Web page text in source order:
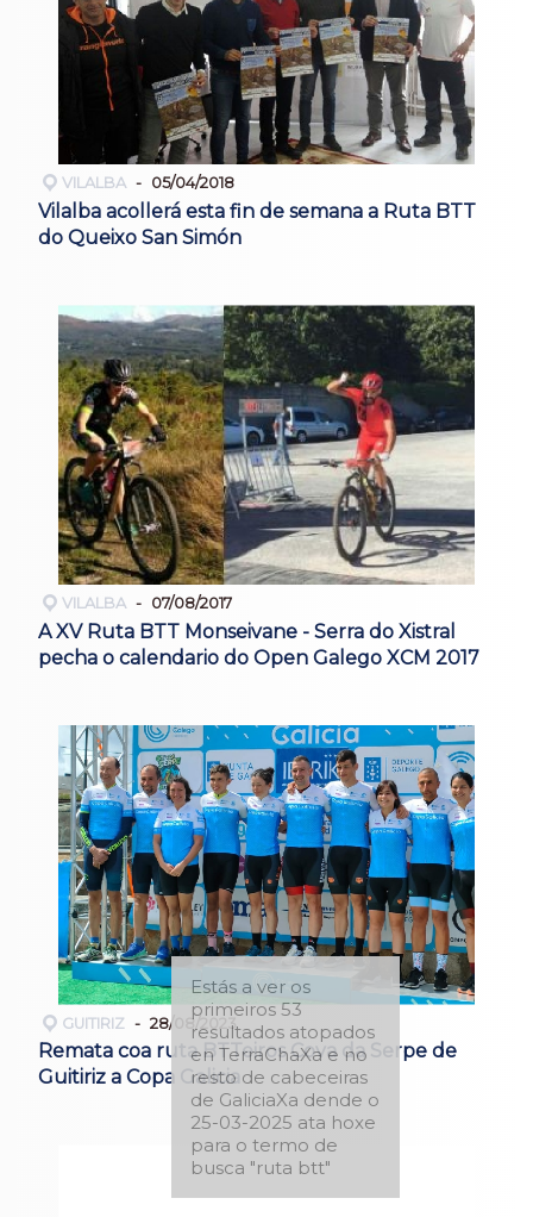
VILALBA 05/04/2018
Vilalba acollerá esta fin de semana a Ruta BTT
do Queixo San Simón
VILALBA 07/08/2017
A XV Ruta BTT Monseivane - Serra do Xistral
pecha o calendario do Open Galego XCM 2017
GUITIRIZ 28/08/2023
Remata coa ruta BTTeiros Cova da Serpe de
Guitiriz a Copa Galicia
Estás a ver os
primeiros 53
resultados atopados
en TerraChaXa e no
resto de cabeceiras
de GaliciaXa dende o
25-03-2025 ata hoxe
para o termo de
busca "ruta btt"